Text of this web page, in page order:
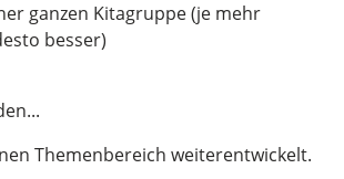
ganzen Kitagruppe (je mehr
besser)
Themenbereich weiterentwickelt.